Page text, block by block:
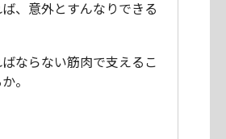
、意外とすんなりできる
ならない筋肉で支えるこ
。